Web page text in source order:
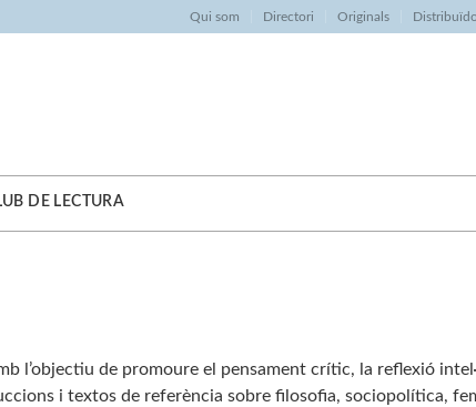
Qui som Directori Originals
DE LECTURA
l’objectiu de promoure el pensament crític, la reflexió
i textos de referència sobre filosofia, sociopolítica,